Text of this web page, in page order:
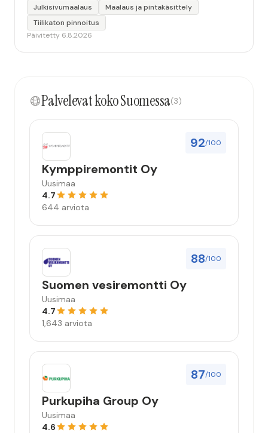
värin erot mitä en huomannut. Hyvä toki että siinä
kohtaa huomattu mutta toki optimaalisessa
tilanteessa myyjä olisi jo kiinnittänyt tähän huomiota.
mahdollisuus että palveluita käytän”
Julkisivumaalaus
Maalaus ja pintakäsittely
Tiilikaton pinnoitus
Päivitetty 6.8.2026
Palvelevat koko Suomessa(3)
92/100
Kymppiremontit Oy
Uusimaa
4.7
644 arviota
88/100
Suomen vesiremontti Oy
Uusimaa
4.7
1,643 arviota
87/100
Purkupiha Group Oy
Uusimaa
4.6